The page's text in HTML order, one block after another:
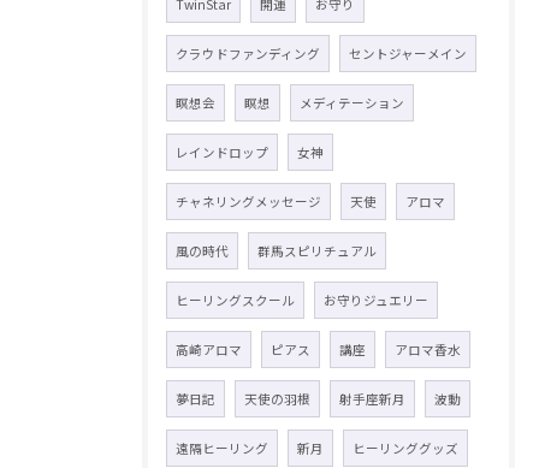
TwinStar 開運 お守り
クラウドファンディング セントジャーメイン
瞑想会 瞑想 メディテーション
レインドロップ 女神
チャネリングメッセージ 天使 アロマ
風の時代 群馬スピリチュアル
ヒーリングスクール お守りジュエリー
高崎アロマ ピアス 講座 アロマ香水
夢日記 天使の羽根 射手座新月 波動
遠隔ヒーリング 新月 ヒーリンググッズ